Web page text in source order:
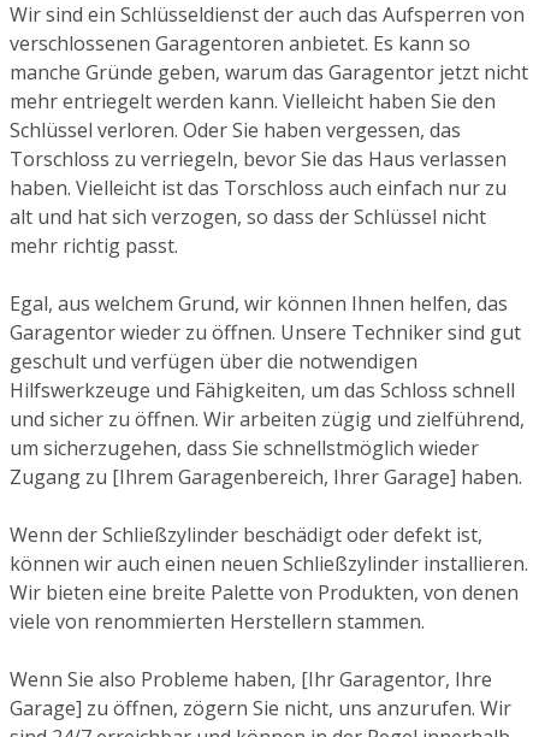
Wir sind ein Schlüsseldienst der auch das Aufsperren von
verschlossenen Garagentoren anbietet. Es kann so
manche Gründe geben, warum das Garagentor jetzt nicht
mehr entriegelt werden kann. Vielleicht haben Sie den
Schlüssel verloren. Oder Sie haben vergessen, das
Torschloss zu verriegeln, bevor Sie das Haus verlassen
haben. Vielleicht ist das Torschloss auch einfach nur zu
alt und hat sich verzogen, so dass der Schlüssel nicht
mehr richtig passt.
Egal, aus welchem Grund, wir können Ihnen helfen, das
Garagentor wieder zu öffnen. Unsere Techniker sind gut
geschult und verfügen über die notwendigen
Hilfswerkzeuge und Fähigkeiten, um das Schloss schnell
und sicher zu öffnen. Wir arbeiten zügig und zielführend,
um sicherzugehen, dass Sie schnellstmöglich wieder
Zugang zu [Ihrem Garagenbereich, Ihrer Garage] haben.
Wenn der Schließzylinder beschädigt oder defekt ist,
können wir auch einen neuen Schließzylinder installieren.
Wir bieten eine breite Palette von Produkten, von denen
viele von renommierten Herstellern stammen.
Wenn Sie also Probleme haben, [Ihr Garagentor, Ihre
Garage] zu öffnen, zögern Sie nicht, uns anzurufen. Wir